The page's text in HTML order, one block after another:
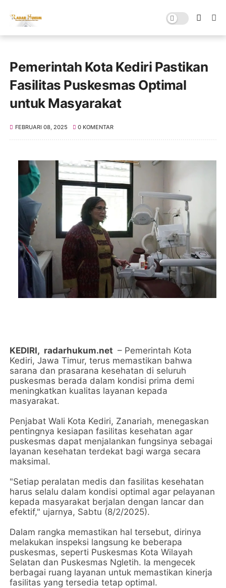
Pemerintah Kota Kediri Pastikan
Fasilitas Puskesmas Optimal
untuk Masyarakat
FEBRUARI 08, 2025 0 KOMENTAR
KEDIRI, radarhukum.net – Pemerintah Kota
Kediri, Jawa Timur, terus memastikan bahwa
sarana dan prasarana kesehatan di seluruh
puskesmas berada dalam kondisi prima demi
meningkatkan kualitas layanan kepada
masyarakat.
Penjabat Wali Kota Kediri, Zanariah, menegaskan
pentingnya kesiapan fasilitas kesehatan agar
puskesmas dapat menjalankan fungsinya sebagai
layanan kesehatan terdekat bagi warga secara
maksimal.
"Setiap peralatan medis dan fasilitas kesehatan
harus selalu dalam kondisi optimal agar pelayanan
kepada masyarakat berjalan dengan lancar dan
efektif," ujarnya, Sabtu (8/2/2025).
Dalam rangka memastikan hal tersebut, dirinya
melakukan inspeksi langsung ke beberapa
puskesmas, seperti Puskesmas Kota Wilayah
Selatan dan Puskesmas Ngletih. Ia mengecek
berbagai ruang layanan untuk memastikan kinerja
fasilitas yang tersedia tetap optimal.